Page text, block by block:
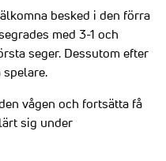
besked i den förra
med 3-1 och
seger. Dessutom efter
vågen och fortsätta få
sig under